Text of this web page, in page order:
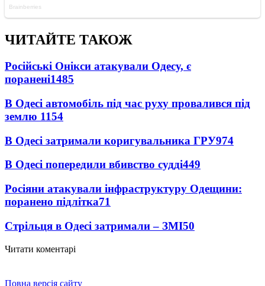
ЧИТАЙТЕ ТАКОЖ
Російські Онікси атакували Одесу, є
поранені1485
В Одесі автомобіль під час руху провалився під
землю 1154
В Одесі затримали коригувальника ГРУ974
В Одесі попередили вбивство судді449
Росіяни атакували інфраструктуру Одещини:
поранено підлітка71
Стрільця в Одесі затримали – ЗМІ50
Читати коментарі
Повна версія сайту